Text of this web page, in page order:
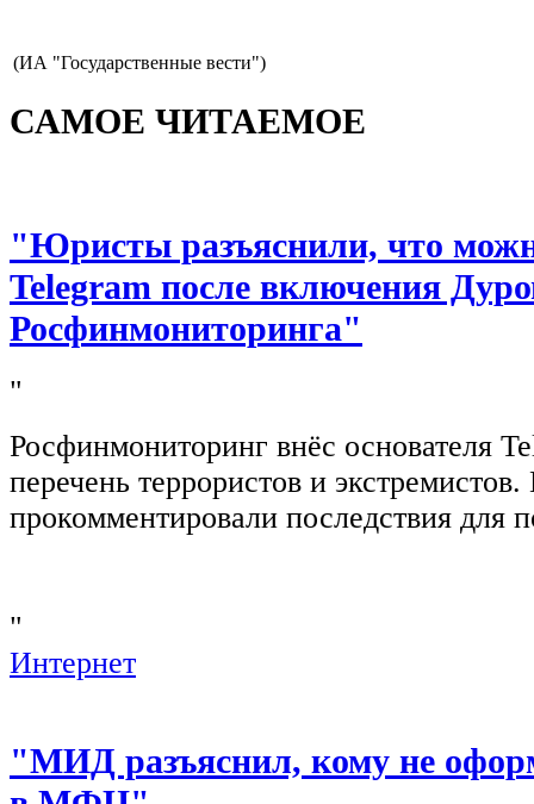
(ИА "Государственные вести")
САМОЕ ЧИТАЕМОЕ
"Юристы разъяснили, что
Telegram после включения
Росфинмониторинга"
"
Росфинмониторинг внёс основателя
перечень террористов и
прокомментировали последствия для
"
Интернет
"МИД разъяснил, кому не